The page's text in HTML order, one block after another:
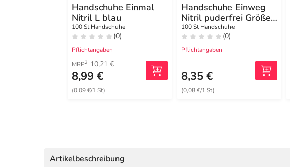
Handschuhe Einmal
Nitril L blau
100 St Handschuhe
(0)
Pflichtangaben
MRP2 10,21 €
8,99 €
(0,09 €/1 St)
Handschuhe Einweg
Nitril puderfrei Größe
L
100 St Handschuhe
(0)
Pflichtangaben
8,35 €
(0,08 €/1 St)
Artikelbeschreibung